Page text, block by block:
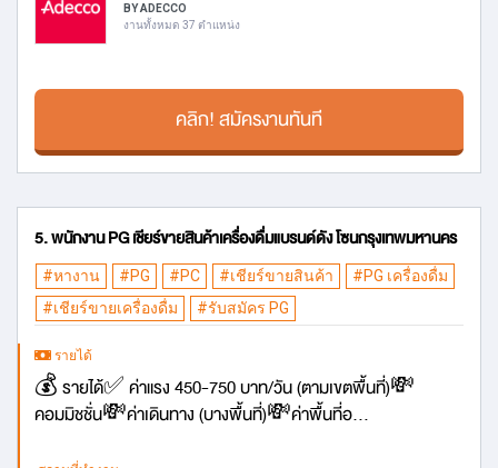
BY ADECCO
งานทั้งหมด 37 ตำแหน่ง
คลิก! สมัครงานทันที
5. พนักงาน PG เชียร์ขายสินค้าเครื่องดื่มแบรนด์ดัง โซนกรุงเทพมหานคร
#หางาน #PG #PC #เชียร์ขายสินค้า
#PG เครื่องดื่ม
#เชียร์ขายเครื่องดื่ม
#รับสมัคร PG
รายได้
💰 รายได้✅ ค่าแรง 450-750 บาท/วัน (ตามเขตพื้นที่)💸
คอมมิชชั่น💸ค่าเดินทาง (บางพื้นที่)💸ค่าพื้นที่อ...